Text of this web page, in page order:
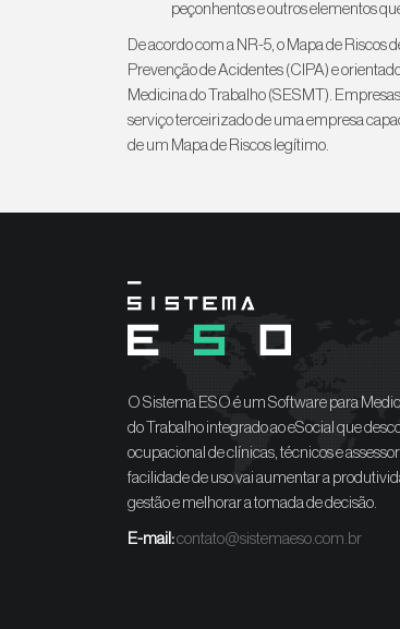
peçonhentos e outros elementos
De acordo com a NR-5, o Mapa de Riscos
Prevenção de Acidentes (CIPA) e
Medicina do Trabalho (SESMT).
serviço terceirizado de uma empresa
de um Mapa de Riscos legítimo.
O Sistema ESO é um Software para
do Trabalho integrado ao eSocial que
ocupacional de clínicas, técnicos e
facilidade de uso vai aumentar a
gestão e melhorar a tomada de decisão.
E-mail:contato@sistemaeso.com.br